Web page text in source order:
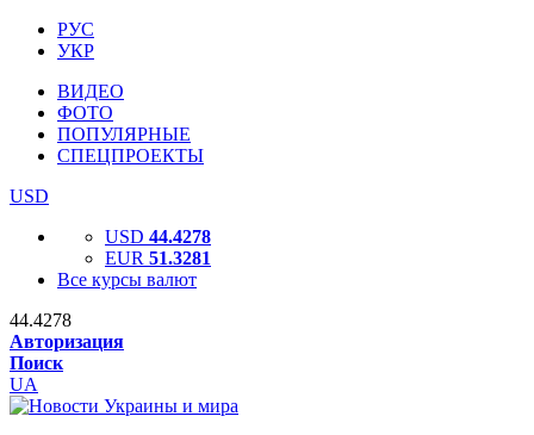
РУС
УКР
ВИДЕО
ФОТО
ПОПУЛЯРНЫЕ
СПЕЦПРОЕКТЫ
USD
USD 44.4278
EUR 51.3281
Все курсы валют
44.4278
Авторизация
Поиск
UA